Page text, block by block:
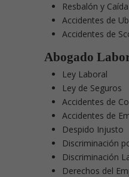
Resbalón y Caída
Accidentes de
Accidentes de
Abogado
Ley Laboral
Ley de Seguros
Accidentes de
Accidentes de
Despido Injusto
Discriminación
Discriminación
Derechos del